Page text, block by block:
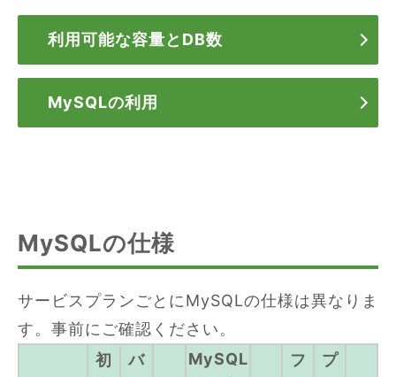
利用可能な容量とDB数
MySQLの利用
MySQLの仕様
サービスプランごとにMySQLの仕様は異なりま
す。事前にご確認ください。
初
バ
MySQL
フ
プ